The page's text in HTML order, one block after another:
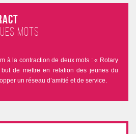
mots
à la contraction de deux mots : « Rotary
de mettre en relation des jeunes du
un réseau d’amitié et de service.